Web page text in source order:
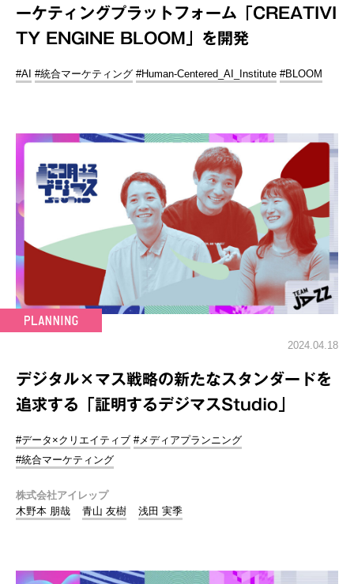
ーケティングプラットフォーム「CREATIVI
TY ENGINE BLOOM」を開発
#AI #統合マーケティング #Human-Centered_AI_Institute #BLOOM
2024.04.18
デジタル×マス戦略の新たなスタンダードを
追求する「証明するデジマスStudio」
#データ×クリエイティブ #メディアプランニング
#統合マーケティング
株式会社アイレップ
木野本 朋哉
青山 友樹 浅田 実季